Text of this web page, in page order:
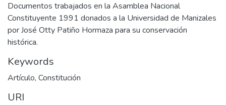
Documentos trabajados en la Asamblea Nacional
Constituyente 1991 donados a la Universidad de Manizales
por José Otty Patiño Hormaza para su conservación
histórica.
Keywords
Artículo, Constitución
URI